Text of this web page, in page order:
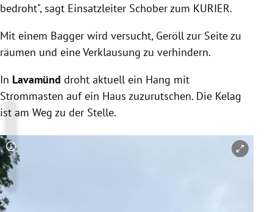
bedroht", sagt Einsatzleiter Schober zum KURIER.
Mit einem Bagger wird versucht, Geröll zur Seite zu
räumen und eine Verklausung zu verhindern.
In Lavamünd droht aktuell ein Hang mit
Strommasten auf ein Haus zuzurutschen. Die Kelag
ist am Weg zu der Stelle.
Copyright-Hinweis öffnen/schließen